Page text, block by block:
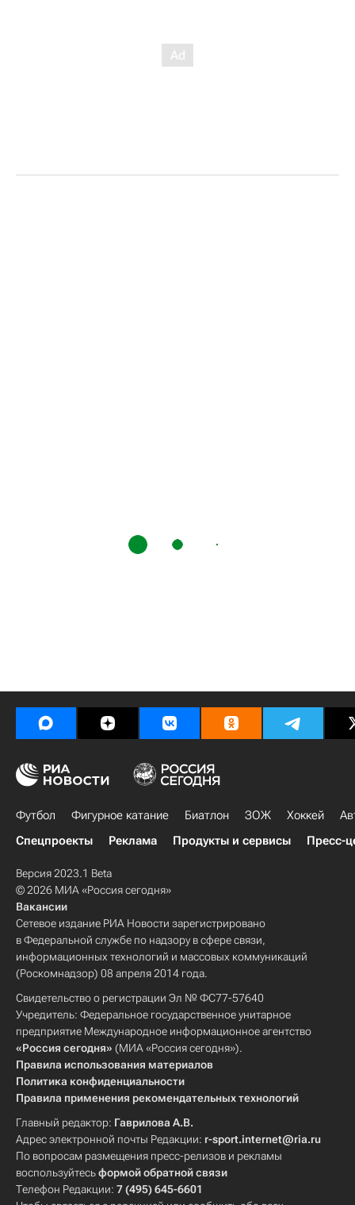
Футбол Фигурное катание Биатлон ЗОЖ Хоккей
Спецпроекты
Реклама Продукты и сервисы Пресс-
Версия 2023.1 Beta
© 2026 МИА «Россия сегодня»
Вакансии
Сетевое издание РИА Новости зарегистрировано
в Федеральной службе по надзору в сфере связи,
информационных технологий и массовых коммуникаций
(Роскомнадзор) 08 апреля 2014 года.
Свидетельство о регистрации Эл № ФС77-57640
Учредитель: Федеральное государственное унитарное
предприятие Международное информационное агентство
«Россия сегодня» (МИА «Россия сегодня»).
Правила использования материалов
Политика конфиденциальности
Правила применения рекомендательных технологий
Главный редактор: Гаврилова А.В.
Адрес электронной почты Редакции: r-sport.internet@ria.ru
По вопросам размещения пресс-релизов и рекламы
воспользуйтесьформой обратной связи
Телефон Редакции: 7 (495) 645-6601